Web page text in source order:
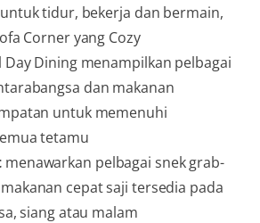
tidur, bekerja dan bermain,
Corner yang Cozy
Day Dining menampilkan pelbagai
dan makanan
untuk memenuhi
tetamu
menawarkan pelbagai snek grab-
cepat saji tersedia pada
siang atau malam